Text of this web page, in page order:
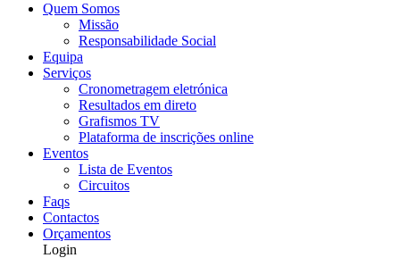
Quem Somos
Missão
Responsabilidade Social
Equipa
Serviços
Cronometragem eletrónica
Resultados em direto
Grafismos TV
Plataforma de inscrições online
Eventos
Lista de Eventos
Circuitos
Faqs
Contactos
Orçamentos
Login